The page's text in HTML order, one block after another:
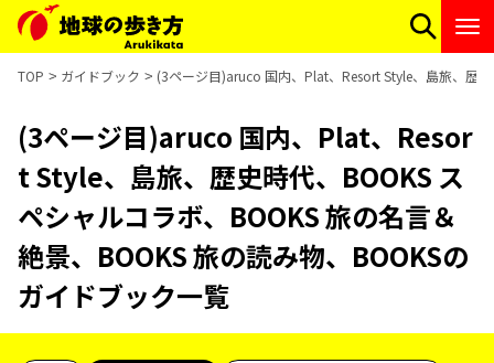
TOP ガイドブック (3ページ目)aruco 国内、Plat、Resort Style、島旅、歴
(3ページ目)aruco 国内、Plat、Resor
t Style、島旅、歴史時代、BOOKS ス
ペシャルコラボ、BOOKS 旅の名言＆
絶景、BOOKS 旅の読み物、BOOKSの
ガイドブック一覧